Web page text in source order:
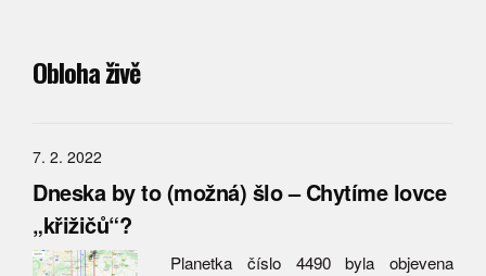
Obloha živě
7. 2. 2022
Dneska by to (možná) šlo – Chytíme lovce
„křižičů“?
Planetka číslo 4490 byla objevena